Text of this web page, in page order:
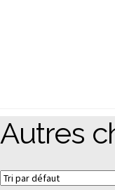
Autres